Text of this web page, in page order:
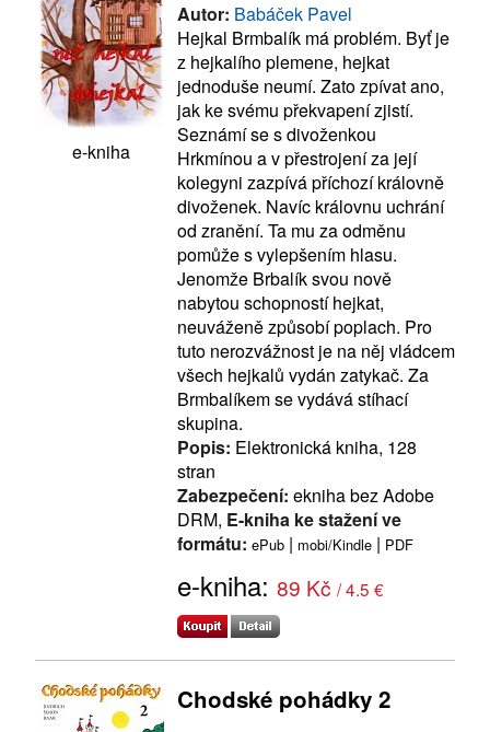
e-kniha
Autor: Babáček Pavel
Hejkal Brmbalík má problém. Byť je
z hejkalího plemene, hejkat
jednoduše neumí. Zato zpívat ano,
jak ke svému překvapení zjistí.
Seznámí se s divoženkou
Hrkmínou a v přestrojení za její
kolegyni zazpívá příchozí královně
divoženek. Navíc královnu uchrání
od zranění. Ta mu za odměnu
pomůže s vylepšením hlasu.
Jenomže Brbalík svou nově
nabytou schopností hejkat,
neuváženě způsobí poplach. Pro
tuto nerozvážnost je na něj vládcem
všech hejkalů vydán zatykač. Za
Brmbalíkem se vydává stíhací
skupina.
Popis: Elektronická kniha, 128
stran
Zabezpečení: ekniha bez Adobe
DRM, E-kniha ke stažení ve
formátu: ePub | mobi/Kindle | PDF
e-kniha: 89 Kč / 4.5 €
Chodské pohádky 2